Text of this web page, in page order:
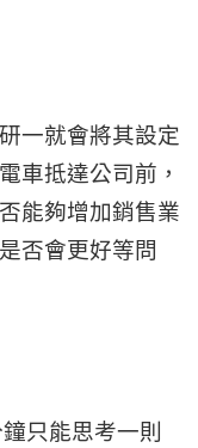
一就會將其設定
車抵達公司前，
能夠增加銷售業
否會更好等問
只能思考一則